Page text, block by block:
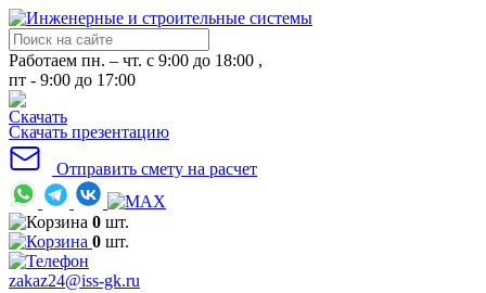
Работаем пн. – чт. с 9:00 до 18:00 ,
пт - 9:00 до 17:00
Скачать презентацию
Отправить смету на расчет
0 шт.
0 шт.
zakaz24@iss-gk.ru